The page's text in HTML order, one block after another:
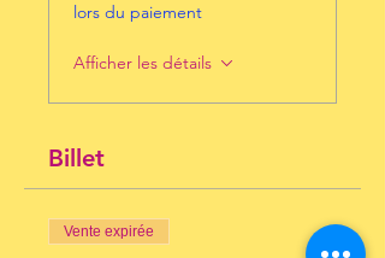
lors du paiement
Afficher les détails
Billet
Vente expirée